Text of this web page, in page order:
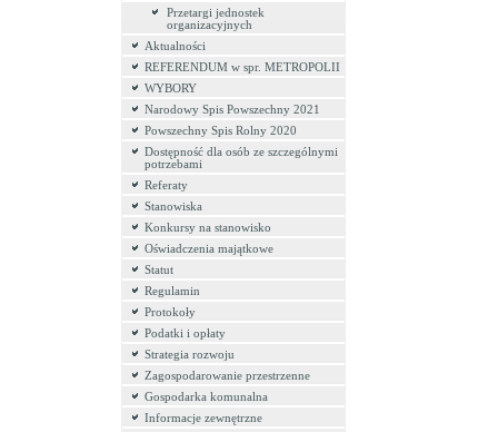
Przetargi jednostek
organizacyjnych
Aktualności
REFERENDUM w spr. METROPOLII
WYBORY
Narodowy Spis Powszechny 2021
Powszechny Spis Rolny 2020
Dostępność dla osób ze szczególnymi
potrzebami
Referaty
Stanowiska
Konkursy na stanowisko
Oświadczenia majątkowe
Statut
Regulamin
Protokoły
Podatki i opłaty
Strategia rozwoju
Zagospodarowanie przestrzenne
Gospodarka komunalna
Informacje zewnętrzne